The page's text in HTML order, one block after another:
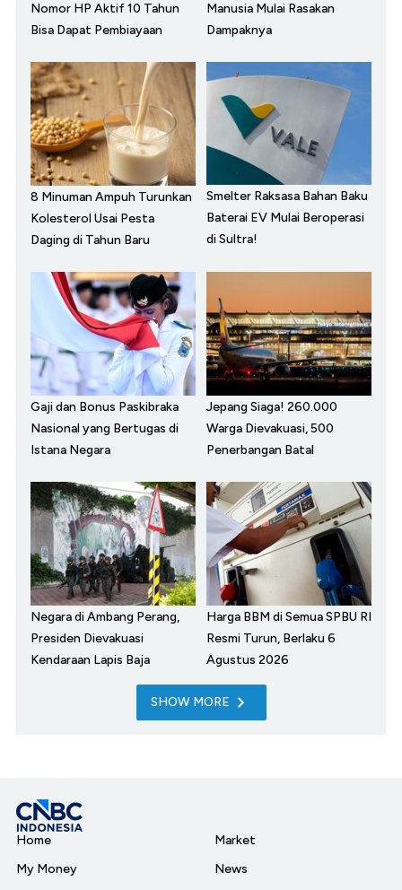
Nomor HP Aktif 10 Tahun
Bisa Dapat Pembiayaan
Manusia Mulai Rasakan
Dampaknya
8 Minuman Ampuh Turunkan
Kolesterol Usai Pesta
Daging di Tahun Baru
Smelter Raksasa Bahan Baku
Baterai EV Mulai Beroperasi
di Sultra!
Gaji dan Bonus Paskibraka
Nasional yang Bertugas di
Istana Negara
Jepang Siaga! 260.000
Warga Dievakuasi, 500
Penerbangan Batal
Negara di Ambang Perang,
Presiden Dievakuasi
Kendaraan Lapis Baja
Harga BBM di Semua SPBU RI
Resmi Turun, Berlaku 6
Agustus 2026
SHOW MORE
Home
My Money
Market
News